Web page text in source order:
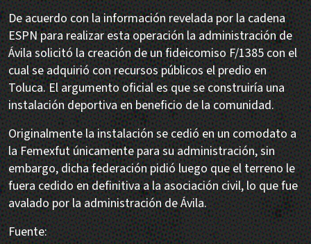
De acuerdo con la información revelada por la cadena
ESPN para realizar esta operación la administración de
Ávila solicitó la creación de un fideicomiso F/1385 con el
cual se adquirió con recursos públicos el predio en
Toluca. El argumento oficial es que se construiría una
instalación deportiva en beneficio de la comunidad.
Originalmente la instalación se cedió en un comodato a
la Femexfut únicamente para su administración, sin
embargo, dicha federación pidió luego que el terreno le
fuera cedido en definitiva a la asociación civil, lo que fue
avalado por la administración de Ávila.
Fuente: